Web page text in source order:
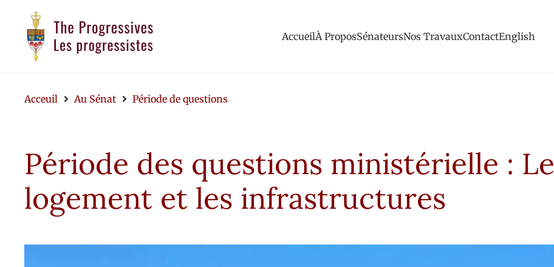
AccueilÀ ProposSénateursNos TravauxContactEnglish
Acceuil Au Sénat Période de questions
Période des questions ministérielle : Le
logement et les infrastructures